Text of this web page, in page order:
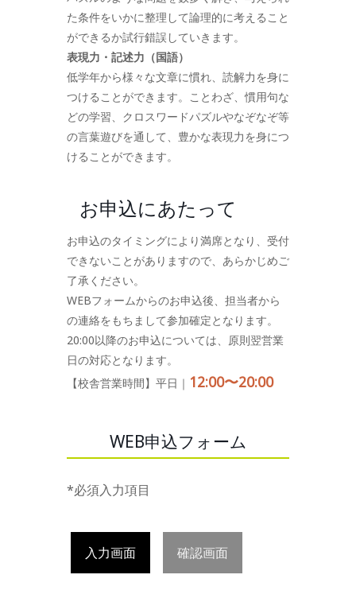
た条件をいかに整理して論理的に考えること
ができるか試行錯誤していきます。
表現力・記述力（国語）
低学年から様々な文章に慣れ、読解力を身に
つけることができます。ことわざ、慣用句な
どの学習、クロスワードパズルやなぞなぞ等
の言葉遊びを通して、豊かな表現力を身につ
けることができます。
お申込にあたって
お申込のタイミングにより満席となり、受付
できないことがありますので、あらかじめご
了承ください。
WEBフォームからのお申込後、担当者から
の連絡をもちまして参加確定となります。
20:00以降のお申込については、原則翌営業
日の対応となります。
【校舎営業時間】平日｜ 12:00〜20:00
WEB申込フォーム
*必須入力項目
入力画面 確認画面